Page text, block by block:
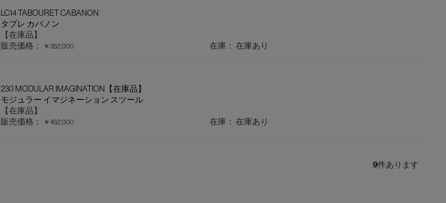
LC14 TABOURET CABANON
タブレ カバノン
【在庫品】
販売価格：
￥352,000 在庫： 在庫あり
230 MODULAR IMAGINATION【在庫品】
モジュラー イマジネーション スツール
【在庫品】
販売価格：
￥462,000 在庫： 在庫あり
9件あります